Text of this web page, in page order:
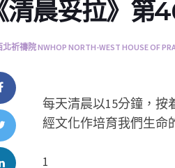
清晨妥拉》第
北祈禱院 NWHOP NORTH-WEST HOUSE OF
每天清晨以15分鐘，按
經文化作培育我們生命
1